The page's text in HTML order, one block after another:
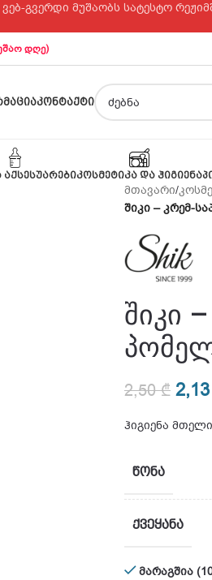
ვებ-გვერდი მუშაობს სატესტო
დღე)
ᲙᲝᲜᲢᲐᲥᲢᲘ
ᲐᲥᲡᲔᲡᲣᲐᲠᲔᲑᲘᲙᲝᲡᲛᲔᲢᲘᲙᲐ ᲓᲐ ᲰᲘᲒᲘᲔᲜᲐ
მთავარი/
შიკი – კრემ-
შიკი
2,50₾ 2,13
ჰიგიენა
ᲬᲝᲜᲐ
ᲥᲕᲔᲧᲐᲜᲐ
მარაგშია